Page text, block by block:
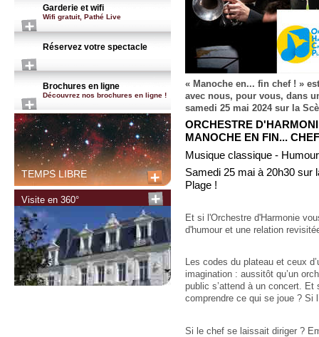
Garderie et wifi
Wifi gratuit, Pathé Live
Réservez votre spectacle
Brochures en ligne
Découvrez nos brochures en ligne !
TEMPS LIBRE
Visite en 360°
« Manoche en... fin chef ! »
avec nous, pour vous, dans
samedi 25 mai 2024 sur la
ORCHESTRE
MANOCHE EN FIN...
Musique classique - Humour
Samedi 25 mai à 20h30 sur
Plage !
Et si l'Orchestre d'Harmonie
d'humour et une relation
Les codes du plateau et ceux
imagination : aussitôt qu’un
public s’attend à un concert.
comprendre ce qui se joue ? Si
Si le chef se laissait diriger ?